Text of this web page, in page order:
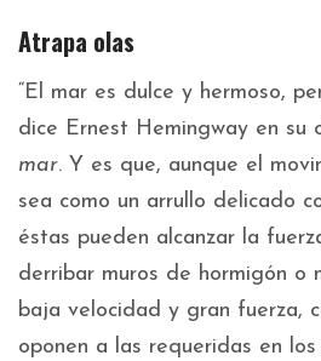
Atrapa olas
“El mar es dulce y hermoso,
dice Ernest Hemingway en su
mar. Y es que, aunque el
sea como un arrullo delicado
éstas pueden alcanzar la
derribar muros de hormigón o
baja velocidad y gran fuerza,
oponen a las requeridas en los